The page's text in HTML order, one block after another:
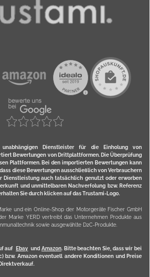
Dienstleister für die Einholung von
Bewertungen von Drittplattformen. Die Überprüfung
Plattformen. Bei den importierten Bewertungen kann
diese Bewertungen ausschließlich von Verbrauchern
Dienstleistung auch tatsächlich genutzt oder erworben
und unmittelbaren Nachverfolung bzw. Referenz
Sie durch klicken auf das Trustami-Logo.
und ein Online-Shop der Motorgeräte Fischer GmbH
Marke YERD vertreibt das Unternehmen Produkte aus
sowie ausgewählte D2C-Produkte.
auf Ebayund Amazon. Bitte beachten Sie, dass wir bei
bzw. Amazon eventuell andere Konditionen und Preise